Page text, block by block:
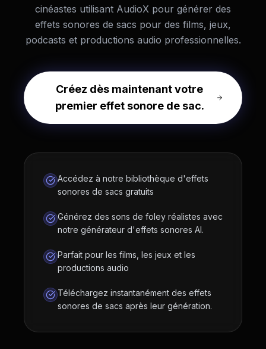
cinéastes utilisant AudioX pour générer des
effets sonores de sacs pour des films, jeux,
podcasts et productions audio professionnelles.
Créez dès maintenant votre
premier effet sonore de sac.
Accédez à notre bibliothèque d'effets
sonores de sacs gratuits
Générez des sons de foley réalistes avec
notre générateur d'effets sonores AI.
Parfait pour les films, les jeux et les
productions audio
Téléchargez instantanément des effets
sonores de sacs après leur génération.